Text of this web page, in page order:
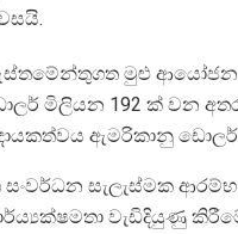
මුළු ආයෝජන
මිලියන 192 ක් වන අතර
දායකත්වය ඇමරිකානු
සංවර්ධන සැලැස්මක
වැඩිදියුණු